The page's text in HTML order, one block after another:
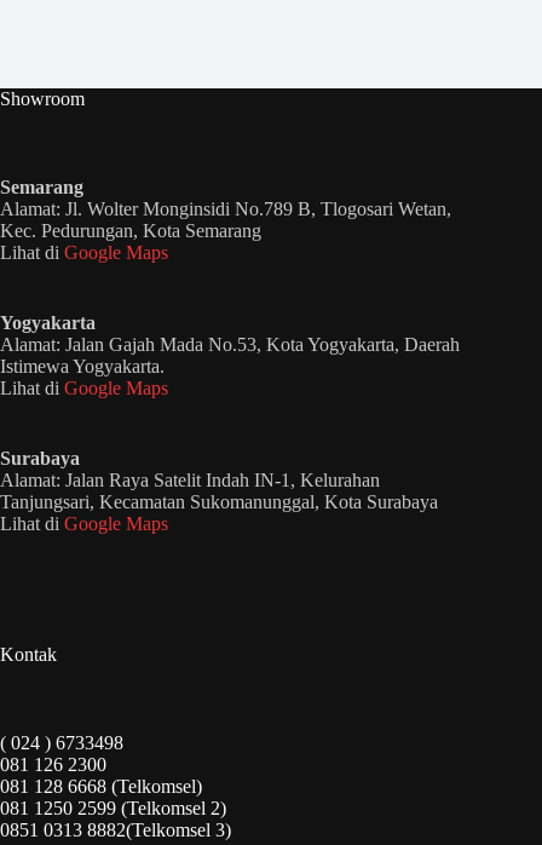
Showroom
Semarang
Alamat: Jl. Wolter Monginsidi No.789 B, Tlogosari Wetan,
Kec. Pedurungan, Kota Semarang
Lihat di Google Maps
Yogyakarta
Alamat: Jalan Gajah Mada No.53, Kota Yogyakarta, Daerah
Istimewa Yogyakarta.
Lihat di Google Maps
Surabaya
Alamat: Jalan Raya Satelit Indah IN-1, Kelurahan
Tanjungsari, Kecamatan Sukomanunggal, Kota Surabaya
Lihat di Google Maps
Kontak
( 024 ) 6733498
081 126 2300
081 128 6668 (Telkomsel)
081 1250 2599 (Telkomsel 2)
0851 0313 8882(Telkomsel 3)